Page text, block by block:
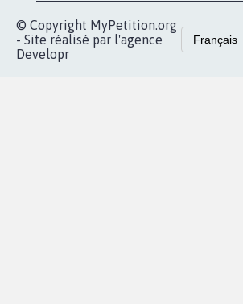
© Copyright MyPetition.org
- Site réalisé par l'agence
Developr